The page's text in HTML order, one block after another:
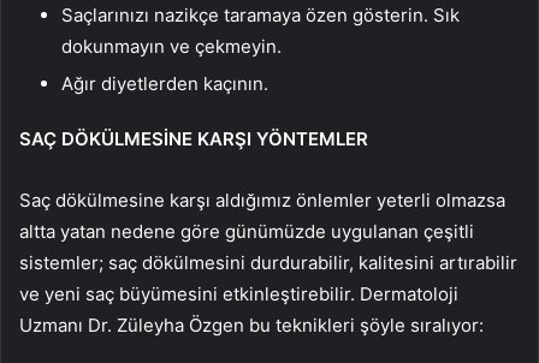
Saçlarınızı nazikçe taramaya özen gösterin. Sık
dokunmayın ve çekmeyin.
Ağır diyetlerden kaçının.
SAÇ DÖKÜLMESİNE KARŞI YÖNTEMLER
Saç dökülmesine karşı aldığımız önlemler yeterli olmazsa
altta yatan nedene göre günümüzde uygulanan çeşitli
sistemler; saç dökülmesini durdurabilir, kalitesini artırabilir
ve yeni saç büyümesini etkinleştirebilir. Dermatoloji
Uzmanı Dr. Züleyha Özgen bu teknikleri şöyle sıralıyor: